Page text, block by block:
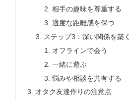
相手の趣味を尊重する
適度な距離感を保つ
ステップ3：深い関係を築く
オフラインで会う
一緒に遊ぶ
悩みや相談を共有する
オタク友達作りの注意点